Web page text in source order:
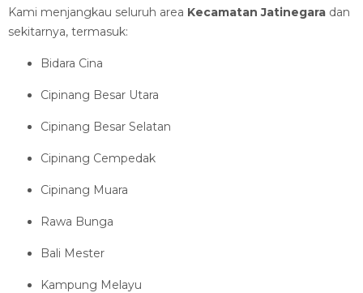
Kami menjangkau seluruh area Kecamatan Jatinegara dan
sekitarnya, termasuk:
Bidara Cina
Cipinang Besar Utara
Cipinang Besar Selatan
Cipinang Cempedak
Cipinang Muara
Rawa Bunga
Bali Mester
Kampung Melayu